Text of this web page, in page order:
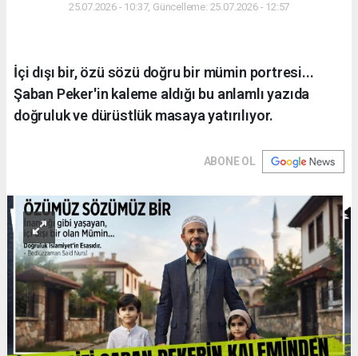
25.07.2026 - 10:37, Güncelleme: 25.07.2026 - 12:57
İçi dışı bir, özü sözü doğru bir mümin portresi...
Şaban Peker'in kaleme aldığı bu anlamlı yazıda
doğruluk ve dürüstlük masaya yatırılıyor.
ABONE OL